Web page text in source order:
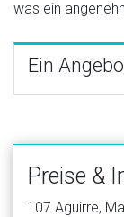
was ein
Ein
Preise &
107 Aguirre,